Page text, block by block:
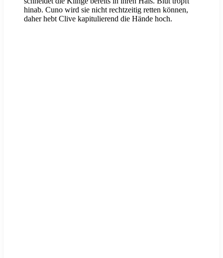
hinab. Cuno wird sie nicht rechtzeitig retten können,
daher hebt Clive kapitulierend die Hände hoch.